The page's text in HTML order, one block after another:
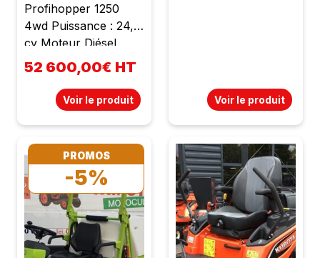
Profihopper 1250
4wd Puissance : 24,5
cv Moteur Diésel
Lombardini 3
cylindres Cylindrée :
1028 cc Poids : 1600
kg Largeur de travail :
1m25 Rotor SmartCut
avec 72 lames
ventilées affutées -
Réglages central
progressif de la
hauteur de travail
Rouleau de jauge
arrière Relevage
52 600,00€ HT
Voir le produit Voir le produit
PROMOS
-5%